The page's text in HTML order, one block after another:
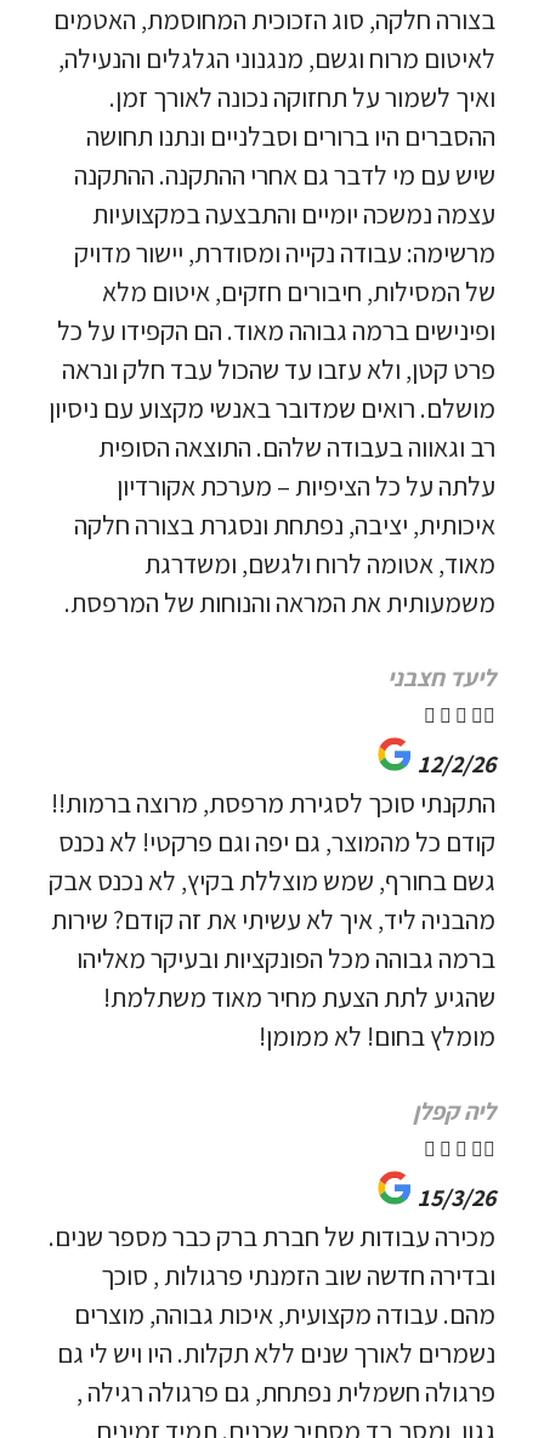
בצורה חלקה, סוג הזכוכית המחוסמת, האטמים
לאיטום מרוח וגשם, מנגנוני הגלגלים והנעילה,
ואיך לשמור על תחזוקה נכונה לאורך זמן.
ההסברים היו ברורים וסבלניים ונתנו תחושה
שיש עם מי לדבר גם אחרי ההתקנה. ההתקנה
עצמה נמשכה יומיים והתבצעה במקצועיות
מרשימה: עבודה נקייה ומסודרת, יישור מדויק
של המסילות, חיבורים חזקים, איטום מלא
ופינישים ברמה גבוהה מאוד. הם הקפידו על כל
פרט קטן, ולא עזבו עד שהכול עבד חלק ונראה
מושלם. רואים שמדובר באנשי מקצוע עם ניסיון
רב וגאווה בעבודה שלהם. התוצאה הסופית
עלתה על כל הציפיות – מערכת אקורדיון
איכותית, יציבה, נפתחת ונסגרת בצורה חלקה
מאוד, אטומה לרוח ולגשם, ומשדרגת
משמעותית את המראה והנוחות של המרפסת.
ליעד חצבני
   
12/2/26
התקנתי סוכך לסגירת מרפסת, מרוצה ברמות!!
קודם כל מהמוצר, גם יפה וגם פרקטי! לא נכנס
גשם בחורף, שמש מוצללת בקיץ, לא נכנס אבק
מהבניה ליד, איך לא עשיתי את זה קודם? שירות
ברמה גבוהה מכל הפונקציות ובעיקר מאליהו
שהגיע לתת הצעת מחיר מאוד משתלמת!
מומלץ בחום! לא ממומן!
ליה קפלן
   
15/3/26
מכירה עבודות של חברת ברק כבר מספר שנים.
ובדירה חדשה שוב הזמנתי פרגולות , סוכך
מהם. עבודה מקצועית, איכות גבוהה, מוצרים
נשמרים לאורך שנים ללא תקלות. היו ויש לי גם
פרגולה חשמלית נפתחת, גם פרגולה רגילה ,
גגון, ומסך בד מסתיר שכנים. תמיד זמינים,